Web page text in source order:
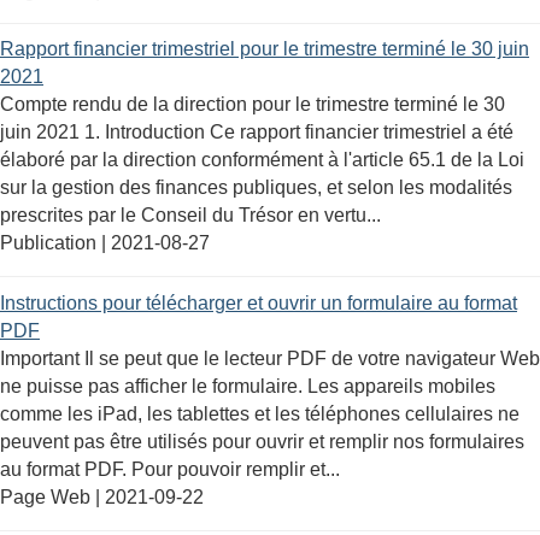
Rapport financier trimestriel pour le trimestre terminé le 30 juin
2021
Compte rendu de la direction pour le trimestre terminé le 30
juin 2021 1. Introduction Ce rapport financier trimestriel a été
élaboré par la direction conformément à l'article 65.1 de la Loi
sur la gestion des finances publiques, et selon les modalités
prescrites par le Conseil du Trésor en vertu...
Publication | 2021-08-27
Instructions pour télécharger et ouvrir un formulaire au format
PDF
Important Il se peut que le lecteur PDF de votre navigateur Web
ne puisse pas afficher le formulaire. Les appareils mobiles
comme les iPad, les tablettes et les téléphones cellulaires ne
peuvent pas être utilisés pour ouvrir et remplir nos formulaires
au format PDF. Pour pouvoir remplir et...
Page Web | 2021-09-22